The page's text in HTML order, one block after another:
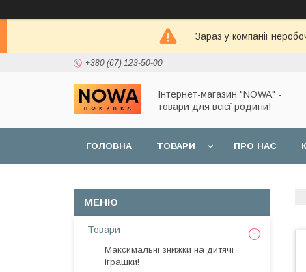
Зараз у компанії
+380 (67) 123-50-00
Інтернет-магазин "NOWA" -
товари для всієї родини!
ГОЛОВНА ТОВАРИ ПРО НАС
Товари
Максимальні знижки на дитячі
іграшки!